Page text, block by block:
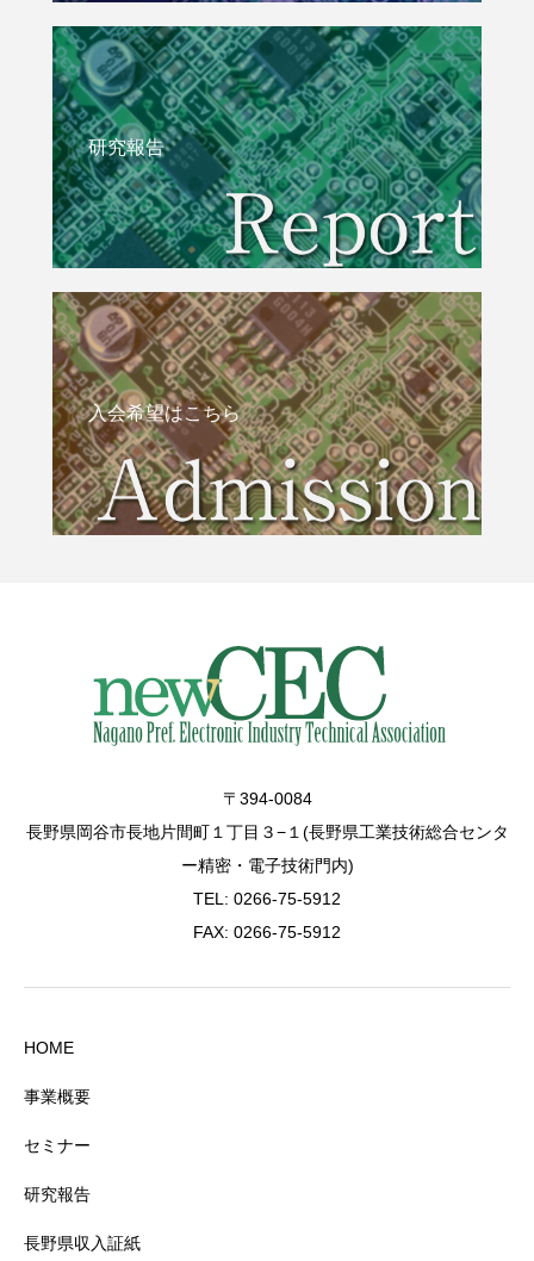
研究報告
入会希望はこちら
〒394-0084
長野県岡谷市長地片間町１丁目３−１(長野県工業技術総合センタ
ー精密・電子技術門内)
TEL: 0266-75-5912
FAX: 0266-75-5912
HOME
事業概要
セミナー
研究報告
長野県収入証紙